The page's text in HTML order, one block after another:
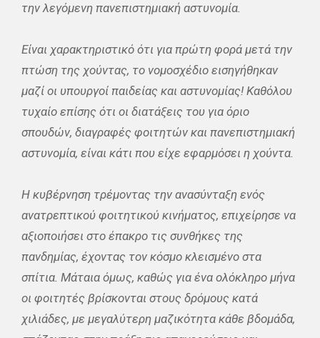
την λεγόμενη πανεπιστημιακή αστυνομία.
Είναι χαρακτηριστικό ότι για πρώτη φορά μετά την
πτώση της χούντας, το νομοσχέδιο εισηγήθηκαν
μαζί οι υπουργοί παιδείας και αστυνομίας! Καθόλου
τυχαίο επίσης ότι οι διατάξεις του για όριο
σπουδών, διαγραφές φοιτητών και πανεπιστημιακή
αστυνομία, είναι κάτι που είχε εφαρμόσει η χούντα.
Η κυβέρνηση τρέμοντας την ανασύνταξη ενός
ανατρεπτικού φοιτητικού κινήματος, επιχείρησε να
αξιοποιήσει στο έπακρο τις συνθήκες της
πανδημίας, έχοντας τον κόσμο κλεισμένο στα
σπίτια. Μάταια όμως, καθώς για ένα ολόκληρο μήνα
οι φοιτητές βρίσκονται στους δρόμους κατά
χιλιάδες, με μεγαλύτερη μαζικότητα κάθε βδομάδα,